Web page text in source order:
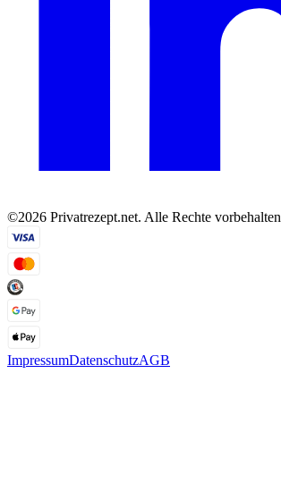
©2026 Privatrezept.net. Alle Rechte vorbehalten
ImpressumDatenschutzAGB